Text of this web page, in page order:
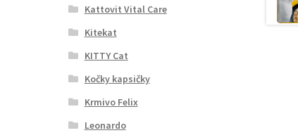
Kattovit Vital Care
Kitekat
KITTY Cat
Kočky kapsičky
Krmivo Felix
Leonardo